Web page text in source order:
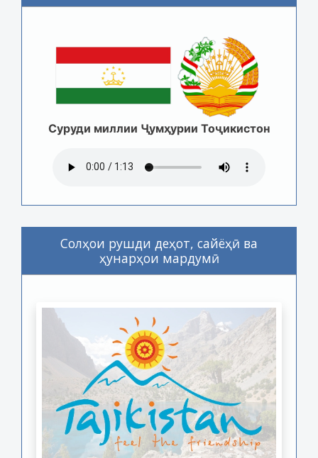
Суруди миллии Ҷумҳурии Тоҷикистон
Солҳои рушди деҳот, сайёҳӣ ва
ҳунарҳои мардумӣ